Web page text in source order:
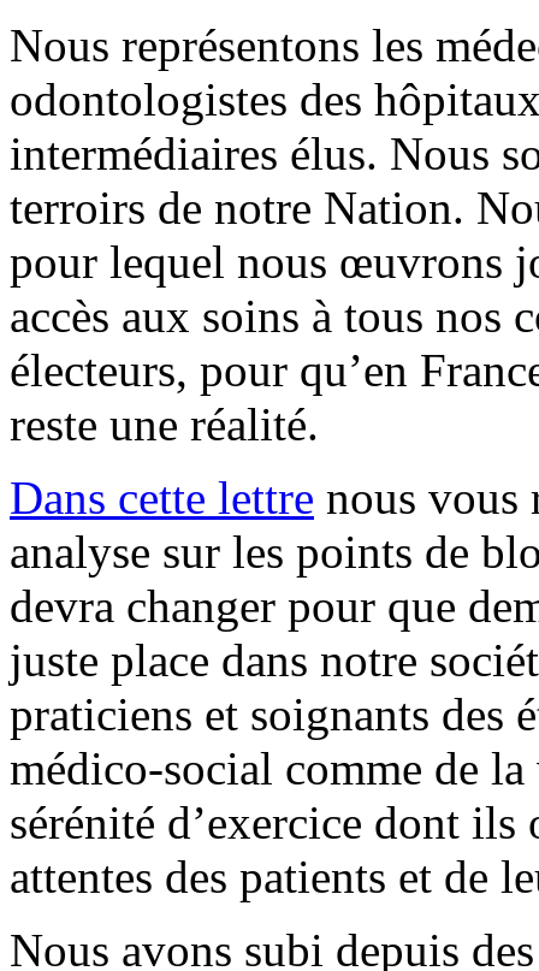
Nous représentons les
odontologistes des
intermédiaires élus. Nous
terroirs de notre Nation.
pour lequel nous œuvrons
accès aux soins à tous nos
électeurs, pour qu’en
reste une réalité.
Dans cette lettre nous vous
analyse sur les points de
devra changer pour que
juste place dans notre
praticiens et soignants des
médico-social comme de
sérénité d’exercice dont
attentes des patients et de
Nous avons subi depuis